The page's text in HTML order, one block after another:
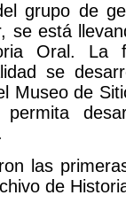
grupo de
se está
Oral. La
se
Museo de
las
de